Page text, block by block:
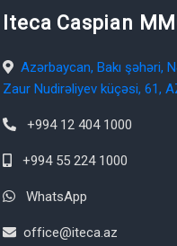
Iteca Caspian
Azərbaycan, Bakı şəhəri,
Zaur Nudirəliyev küçəsi, 61,
+994 12 404 1000
+994 55 224 1000
WhatsApp
office@iteca.az